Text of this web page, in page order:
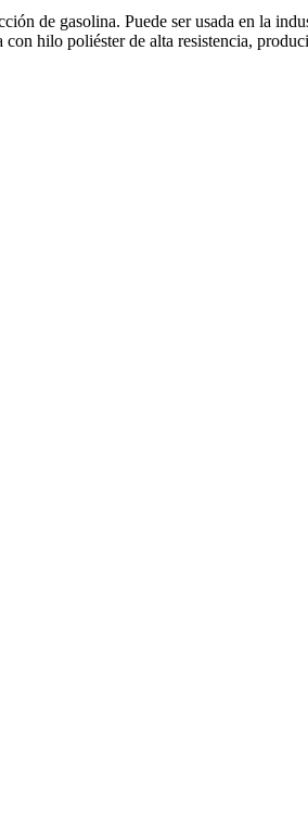
de gasolina. Puede ser usada en la
hilo poliéster de alta resistencia,